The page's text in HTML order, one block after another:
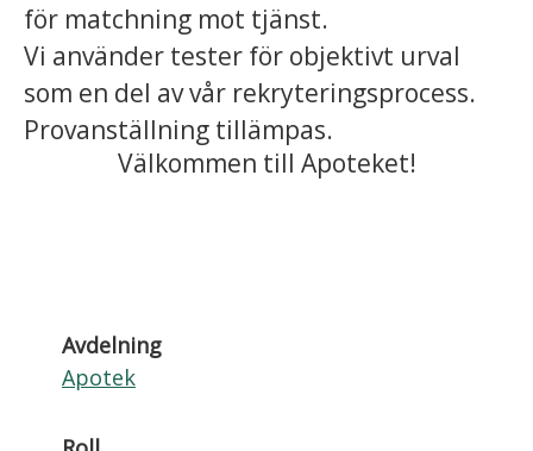
för matchning mot tjänst.
Vi använder tester för objektivt urval
som en del av vår rekryteringsprocess.
Provanställning tillämpas.
Välkommen till Apoteket!
Avdelning
Apotek